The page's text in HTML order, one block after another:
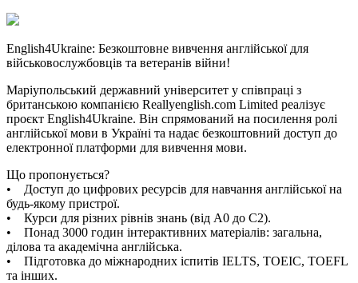
English4Ukraine: Безкоштовне вивчення англійської для
військовослужбовців та ветеранів війни!
Маріупольський державний університет у співпраці з
британською компанією Reallyenglish.com Limited реалізує
проєкт English4Ukraine. Він спрямований на посилення ролі
англійської мови в Україні та надає безкоштовний доступ до
електронної платформи для вивчення мови.
Що пропонується?
• Доступ до цифрових ресурсів для навчання англійської на
будь-якому пристрої.
• Курси для різних рівнів знань (від A0 до C2).
• Понад 3000 годин інтерактивних матеріалів: загальна,
ділова та академічна англійська.
• Підготовка до міжнародних іспитів IELTS, TOEIC, TOEFL
та інших.